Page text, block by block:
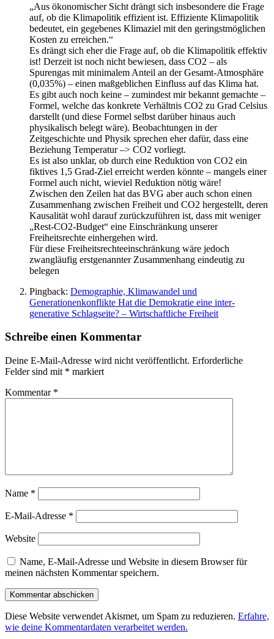
„Aus ökonomischer Sicht drängt sich insbesondere die Frage
auf, ob die Klimapolitik effizient ist. Effiziente Klimapolitik
bedeutet, ein gegebenes Klimaziel mit den geringstmöglichen
Kosten zu erreichen.“
Es drängt sich eher die Frage auf, ob die Klimapolitik effektiv
ist! Derzeit ist noch nicht bewiesen, dass CO2 – als
Spurengas mit minimalem Anteil an der Gesamt-Atmosphäre
(0,035%) – einen maßgeblichen Einfluss auf das Klima hat.
Es gibt auch noch keine – zumindest mir bekannt gemachte –
Formel, welche das konkrete Verhältnis CO2 zu Grad Celsius
darstellt (und diese Formel selbst darüber hinaus auch
physikalisch belegt wäre). Beobachtungen in der
Zeitgeschichte und Physik sprechen eher dafür, dass eine
Beziehung Temperatur –> CO2 vorliegt.
Es ist also unklar, ob durch eine Reduktion von CO2 ein
fiktives 1,5 Grad-Ziel erreicht werden könnte – mangels einer
Formel auch nicht, wieviel Reduktion nötig wäre!
Zwischen den Zeilen hat das BVG aber auch schon einen
Zusammenhang zwischen Freiheit und CO2 hergestellt, deren
Kausalität wohl darauf zurückzuführen ist, dass mit weniger
„Rest-CO2-Budget“ eine Einschränkung unserer
Freiheitsrechte einhergehen wird.
Für diese Freiheitsrechteeinschränkung wäre jedoch
zwangläufig erstgenannter Zusammenhang eindeutig zu
belegen
Pingback: Demographie, Klimawandel und
Generationenkonflikte Hat die Demokratie eine inter-
generative Schlagseite? – Wirtschaftliche Freiheit
Schreibe einen Kommentar
Deine E-Mail-Adresse wird nicht veröffentlicht. Erforderliche
Felder sind mit * markiert
Kommentar *
Name *
E-Mail-Adresse *
Website
Name, E-Mail-Adresse und Website in diesem Browser für
meinen nächsten Kommentar speichern.
Diese Website verwendet Akismet, um Spam zu reduzieren. Erfahre,
wie deine Kommentardaten verarbeitet werden.